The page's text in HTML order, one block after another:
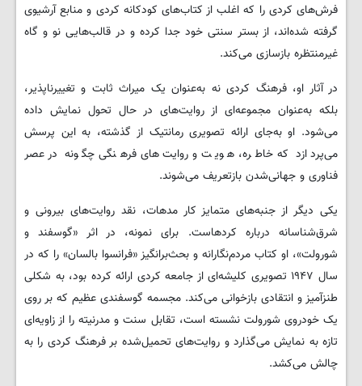
فرش‌های کردی را که اغلب از کتاب‌های کودکانه کردی و منابع آرشیوی
گرفته شده‌اند، از بستر سنتی خود جدا کرده و در قالب‌هایی نو و گاه
غیرمنتظره بازسازی می‌کند.
در آثار او، فرهنگ کردی نه به‌عنوان یک میراث ثابت و تغییرناپذیر،
بلکه به‌عنوان مجموعه‌ای از روایت‌های در حال تحول نمایش داده
می‌شود. او به‌جای ارائه تصویری رمانتیک از گذشته، به این پرسش
می‌پردازد که خاطره، هویت و روایت‌های فرهنگی چگونه در عصر
فناوری و جهانی‌شدن بازتعریف می‌شوند.
یکی دیگر از جنبه‌های متمایز کار مدهات، نقد روایت‌های بیرونی و
شرق‌شناسانه درباره کردهاست. برای نمونه، در اثر «گوسفند و
شورولت»، او کتاب مردم‌نگارانه و بحث‌برانگیز «فرانسوا بالسان» را که در
سال ۱۹۴۷ تصویری کلیشه‌ای از جامعه کردی ارائه کرده بود، به شکلی
طنزآمیز و انتقادی بازخوانی می‌کند. مجسمه گوسفندی عظیم که بر روی
یک خودروی شورولت نشسته است، تقابل سنت و مدرنیته را از زاویه‌ای
تازه به نمایش می‌گذارد و روایت‌های تحمیل‌شده بر فرهنگ کردی را به
چالش می‌کشد.